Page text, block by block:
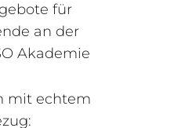
Bereich
für
an der
Akademie
mit echtem